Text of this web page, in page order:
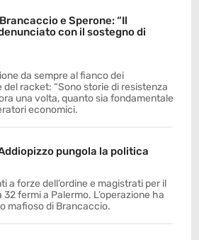
e Sperone: “Il
con il sostegno di
da sempre al fianco dei
racket: “Sono storie di resistenza
una volta, quanto sia fondamentale
economici.
pungola la politica
a forze dell’ordine e magistrati per il
fermi a Palermo. L’operazione ha
mafioso di Brancaccio.